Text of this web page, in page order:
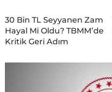
30 Bin TL Seyyanen Zam
Hayal Mi Oldu? TBMM’de
Kritik Geri Adım